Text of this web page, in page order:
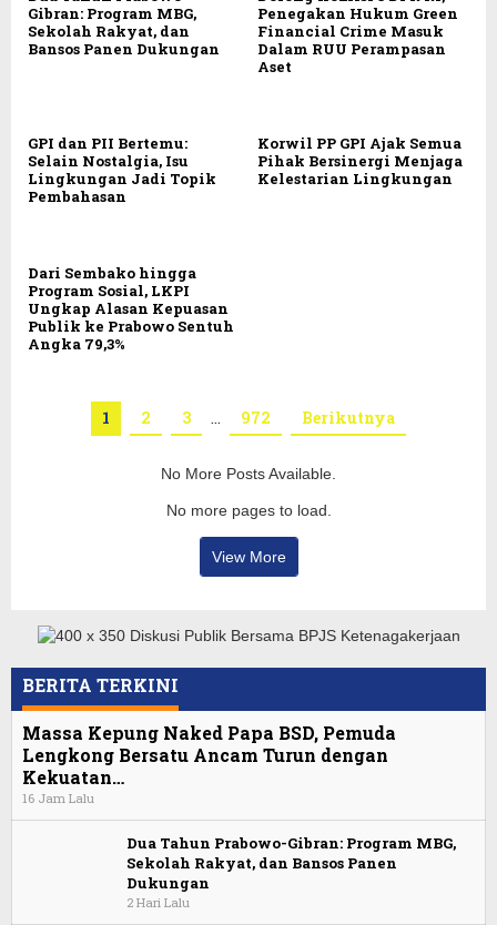
Gibran: Program MBG,
Sekolah Rakyat, dan
Bansos Panen Dukungan
Penegakan Hukum Green
Financial Crime Masuk
Dalam RUU Perampasan
Aset
GPI dan PII Bertemu:
Selain Nostalgia, Isu
Lingkungan Jadi Topik
Pembahasan
Korwil PP GPI Ajak Semua
Pihak Bersinergi Menjaga
Kelestarian Lingkungan
Dari Sembako hingga
Program Sosial, LKPI
Ungkap Alasan Kepuasan
Publik ke Prabowo Sentuh
Angka 79,3%
1 2 3 … 972 Berikutnya
No More Posts Available.
No more pages to load.
View More
BERITA TERKINI
Massa Kepung Naked Papa BSD, Pemuda
Lengkong Bersatu Ancam Turun dengan
Kekuatan…
16 Jam Lalu
Dua Tahun Prabowo-Gibran: Program MBG,
Sekolah Rakyat, dan Bansos Panen
Dukungan
2 Hari Lalu